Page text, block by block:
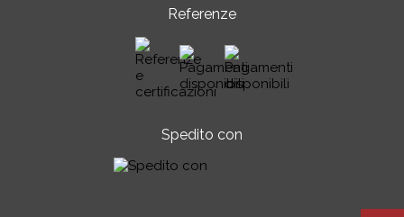
Referenze
Spedito con